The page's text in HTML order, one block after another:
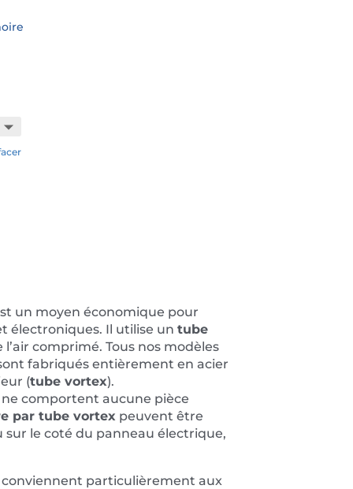
un moyen économique pour
électroniques. Il utilise un tube
comprimé. Tous nos modèles
fabriqués entièrement en acier
(tube vortex).
comportent aucune pièce
par tube vortex peuvent être
sur le coté du panneau électrique,
particulièrement aux